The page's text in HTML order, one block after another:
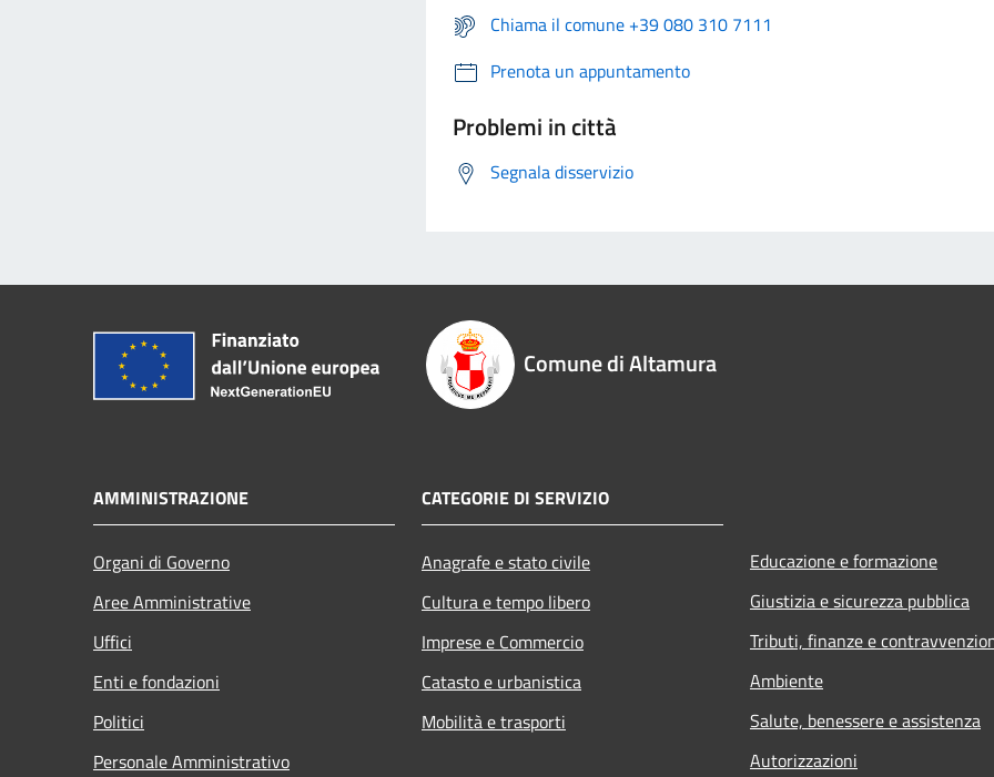
Chiama il comune +39 080 310 7111
Prenota un appuntamento
Problemi in città
Segnala disservizio
Comune di Altamura
AMMINISTRAZIONE
Organi di Governo
Aree Amministrative
Uffici
Enti e fondazioni
Politici
Personale Amministrativo
CATEGORIE DI SERVIZIO
Anagrafe e stato civile
Cultura e tempo libero
Imprese e Commercio
Catasto e urbanistica
Mobilità e trasporti
Educazione e formazione
Giustizia e sicurezza pubblica
Tributi, finanze e
Ambiente
Salute, benessere e assistenza
Autorizzazioni